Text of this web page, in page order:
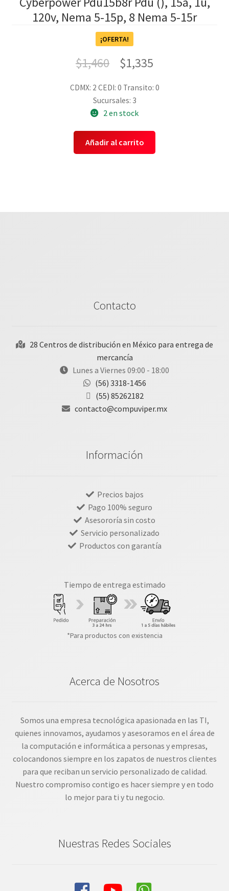
120v, Nema 5-15p, 8 Nema 5-15r
¡OFERTA!
$1,460 $1,335
CDMX: 2 CEDI: 0 Transito: 0
Sucursales: 3
2 en stock
Añadir al carrito
Contacto
28 Centros de distribución en México para entrega de
mercancía
Lunes a Viernes 09:00 - 18:00
(56) 3318-1456
(55) 85262182
contacto@compuviper.mx
Información
Precios bajos
Pago 100% seguro
Asesororía sin costo
Servicio personalizado
Productos con garantía
Tiempo de entrega estimado
*Para productos con existencia
Acerca de Nosotros
Somos una empresa tecnológica apasionada en las TI,
quienes innovamos, ayudamos y asesoramos en el área de
la computación e informática a personas y empresas,
colocandonos siempre en los zapatos de nuestros clientes
para que reciban un servicio personalizado de calidad.
Nuestro compromiso contigo es hacer siempre y en todo
lo mejor para ti y tu negocio.
Nuestras Redes Sociales